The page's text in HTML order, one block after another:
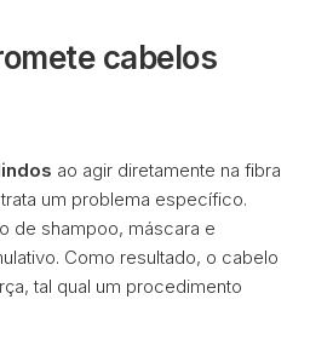
cabelos
ao agir diretamente na fibra
um problema específico.
de shampoo, máscara e
Como resultado, o cabelo
tal qual um procedimento